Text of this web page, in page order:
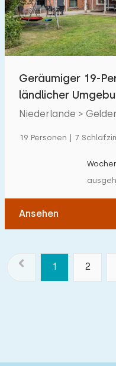
Geräumiger 19-
ländlicher
Grenze
Niederlande >
19 Personen | 7
Ansehen
1 2